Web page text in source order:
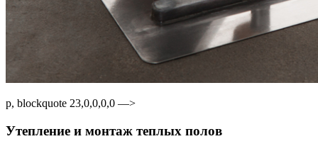
p, blockquote 23,0,0,0,0 —>
Утепление и монтаж теплых полов